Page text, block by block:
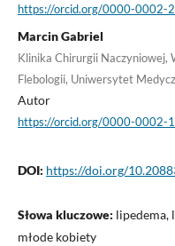
https://orcid.org/0000-0002-
Marcin Gabriel
Klinika Chirurgii Naczyniowej,
Flebologii, Uniwersytet
Autor
https://orcid.org/0000-0002-
DOI: https://doi.org/
Słowa kluczowe: lipedema,
młode kobiety